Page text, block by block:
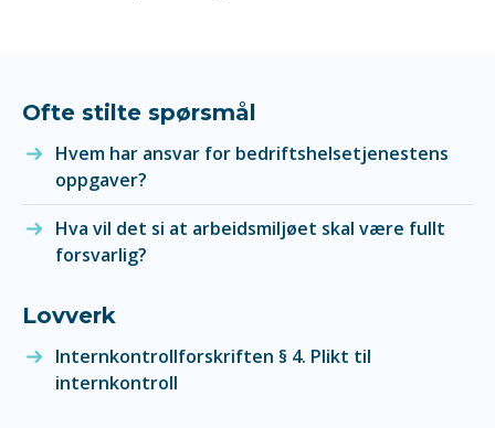
Ofte stilte spørsmål
Hvem har ansvar for bedriftshelsetjenestens
oppgaver?
Hva vil det si at arbeidsmiljøet skal være fullt
forsvarlig?
Lovverk
Internkontrollforskriften § 4. Plikt til
internkontroll